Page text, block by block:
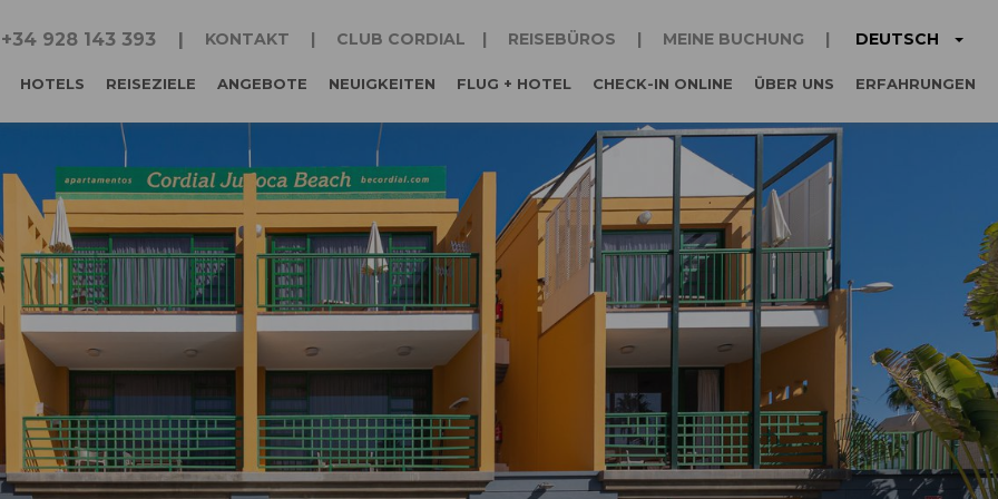
+34 928 143 393 KONTAKT CLUB CORDIAL REISEBÜROS MEINE BUCHUNG DEUTSCH
HOTELS REISEZIELE ANGEBOTE NEUIGKEITEN FLUG + HOTEL CHECK-IN ONLINE ÜBER UNS ERFAHRUNGEN